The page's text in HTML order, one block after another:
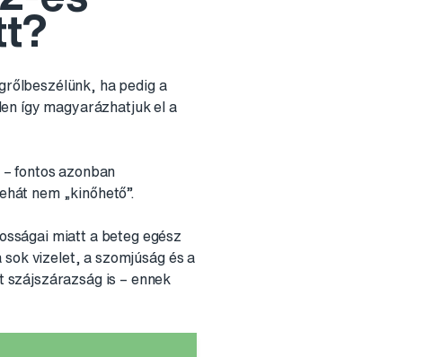
ha pedig a
így magyarázhatjuk el a
fontos azonban
nem „kinőhető”.
miatt a beteg egész
vizelet, a szomjúság és a
is – ennek